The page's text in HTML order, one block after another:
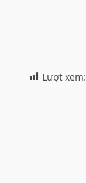
Lượt xem: